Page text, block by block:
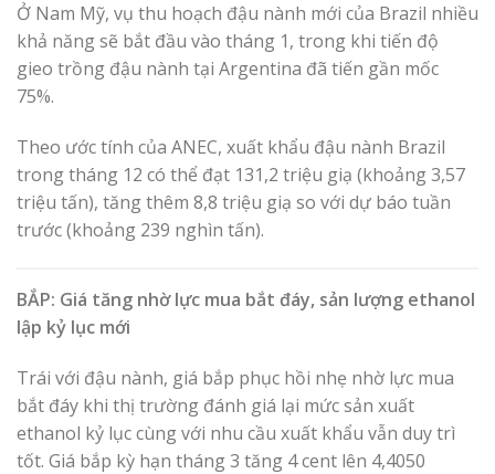
Ở Nam Mỹ, vụ thu hoạch đậu nành mới của Brazil nhiều
khả năng sẽ bắt đầu vào tháng 1, trong khi tiến độ
gieo trồng đậu nành tại Argentina đã tiến gần mốc
75%.
Theo ước tính của ANEC, xuất khẩu đậu nành Brazil
trong tháng 12 có thể đạt 131,2 triệu giạ (khoảng 3,57
triệu tấn), tăng thêm 8,8 triệu giạ so với dự báo tuần
trước (khoảng 239 nghìn tấn).
BẮP: Giá tăng nhờ lực mua bắt đáy, sản lượng ethanol
lập kỷ lục mới
Trái với đậu nành, giá bắp phục hồi nhẹ nhờ lực mua
bắt đáy khi thị trường đánh giá lại mức sản xuất
ethanol kỷ lục cùng với nhu cầu xuất khẩu vẫn duy trì
tốt. Giá bắp kỳ hạn tháng 3 tăng 4 cent lên 4,4050